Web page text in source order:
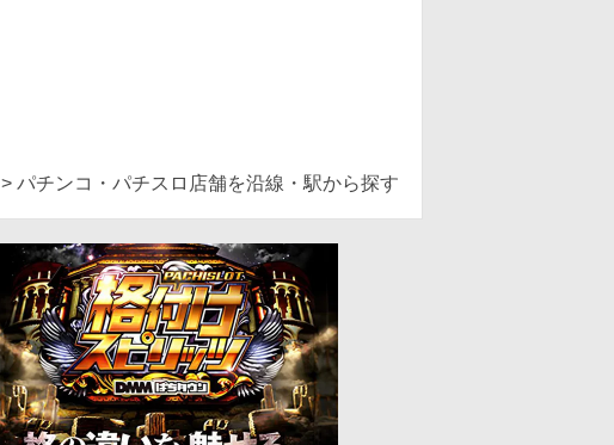
> パチンコ・パチスロ店舗を沿線・駅から探す